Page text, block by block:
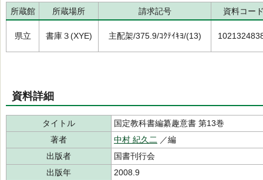
所蔵館 所蔵場所 請求記号 資料コー
県立 書庫３(XYE) 主配架/375.9/ｺｸﾃｲｷﾖ/(13)
資料詳細
タイトル
国定教科書編纂趣意書 第13巻
著者
中村 紀久二 ／編
出版者
国書刊行会
出版年
2008.9